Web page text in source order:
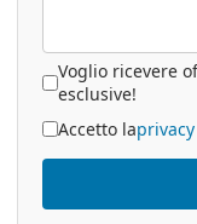
Voglio ricevere
esclusive!
Accetto la